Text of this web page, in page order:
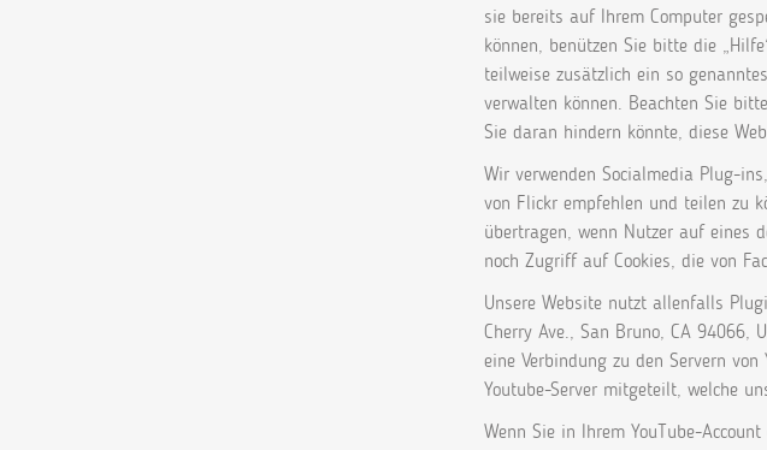
sie bereits auf Ihrem Computer
können, benützen Sie bitte die
teilweise zusätzlich ein so
verwalten können. Beachten Sie
Sie daran hindern könnte, diese
Wir verwenden Socialmedia Plug-
von Flickr empfehlen und teilen zu
übertragen, wenn Nutzer auf eines
noch Zugriff auf Cookies, die von
Unsere Website nutzt allenfalls
Cherry Ave., San Bruno, CA 94066,
eine Verbindung zu den Servern
Youtube-Server mitgeteilt, welche
Wenn Sie in Ihrem YouTube-